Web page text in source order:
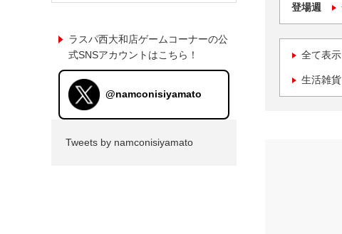
登場週
全て表示
生活雑
ラスパ西大和店ゲームコーナーの公
式SNSアカウントはこちら！
@namconisiyamato
Tweets by namconisiyamato